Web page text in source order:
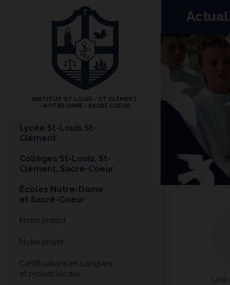
INSTITUT ST LOUIS - ST CLÉMENT
- NOTRE DAME - SACRÉ COEUR
Lycée St-Louis St-
Clément
Collèges St-Louis, St-
Clément, Sacré-Coeur
Écoles Notre-Dame
et Sacré-Coeur
Notre Institut
Notre projet
Certifications en Langues
et projets locaux
Une